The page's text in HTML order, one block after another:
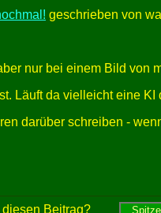
geschrieben von
nur bei einem Bild von
Läuft da vielleicht eine
darüber schreiben -
diesen Beitrag?